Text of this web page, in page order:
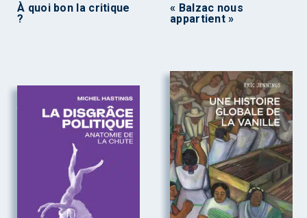
À quoi bon la critique
?
« Balzac nous
appartient »